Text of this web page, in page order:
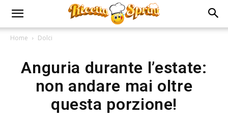
Home Dolci
Anguria durante l’estate:
non andare mai oltre
questa porzione!